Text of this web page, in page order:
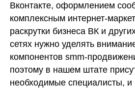
Вконтакте, оформлением
комплексным интернет-
раскрутки бизнеса ВК и
сетях нужно уделять
компонентов smm-
поэтому в нашем штате
необходимые специалисты,